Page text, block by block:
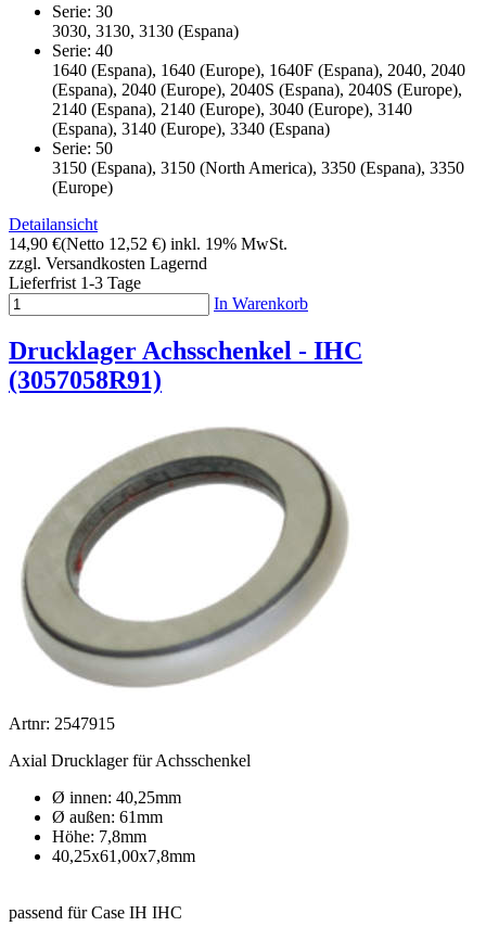
Serie: 30
3030, 3130, 3130 (Espana)
Serie: 40
1640 (Espana), 1640 (Europe), 1640F (Espana), 2040, 2040
(Espana), 2040 (Europe), 2040S (Espana), 2040S (Europe),
2140 (Espana), 2140 (Europe), 3040 (Europe), 3140
(Espana), 3140 (Europe), 3340 (Espana)
Serie: 50
3150 (Espana), 3150 (North America), 3350 (Espana), 3350
(Europe)
Detailansicht
14,90 €(Netto 12,52 €) inkl. 19% MwSt.
zzgl. Versandkosten Lagernd
Lieferfrist 1-3 Tage
In Warenkorb
Drucklager Achsschenkel - IHC
(3057058R91)
Artnr: 2547915
Axial Drucklager für Achsschenkel
Ø innen: 40,25mm
Ø außen: 61mm
Höhe: 7,8mm
40,25x61,00x7,8mm
passend für Case IH IHC